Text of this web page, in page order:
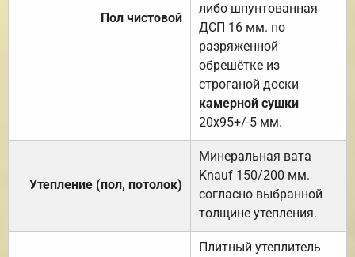
Пол чистовой
либо шпунтованная
ДСП 16 мм. по
разряженной
обрешётке из
строганой доски
камерной сушки
20х95+/-5 мм.
Утепление (пол, потолок)
Минеральная вата
Knauf 150/200 мм.
согласно выбранной
толщине утепления.
Плитный утеплитель